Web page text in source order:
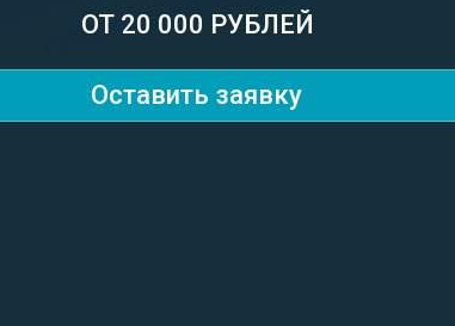
ОТ 20 000 РУБЛЕЙ
Оставить заявку